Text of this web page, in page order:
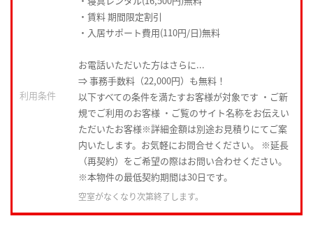
・賃料 期間限定割引
・入居サポート費用(110円/日)無料
お電話いただいた方はさらに...
⇒ 事務手数料（22,000円）も無料！
利用条件
以下すべての条件を満たすお客様が対象です ・ご新
規でご利用のお客様 ・ご覧のサイト名称をお伝えい
ただいたお客様※詳細金額は別途お見積りにてご案
内いたします。お気軽にお問合せください。 ※延長
（再契約）をご希望の際はお問い合わせください。
※本物件の最低契約期間は30日です。
空室がなくなり次第終了します。